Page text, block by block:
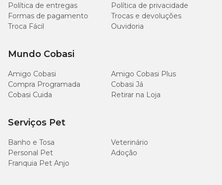
Política de entregas
Política de privacidade
Formas de pagamento
Trocas e devoluções
Troca Fácil
Ouvidoria
Mundo Cobasi
Amigo Cobasi
Amigo Cobasi Plus
Compra Programada
Cobasi Já
Cobasi Cuida
Retirar na Loja
Serviços Pet
Banho e Tosa
Veterinário
Personal Pet
Adoção
Franquia Pet Anjo